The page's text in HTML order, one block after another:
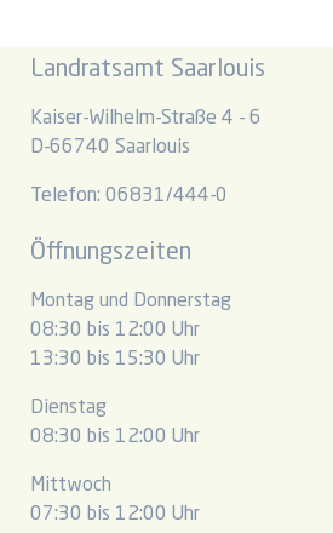
Landratsamt Saarlouis
Kaiser-Wilhelm-Straße 4 - 6
D-66740 Saarlouis
Telefon: 06831/444-0
Öffnungszeiten
Montag und Donnerstag
08:30 bis 12:00 Uhr
13:30 bis 15:30 Uhr
Dienstag
08:30 bis 12:00 Uhr
Mittwoch
07:30 bis 12:00 Uhr